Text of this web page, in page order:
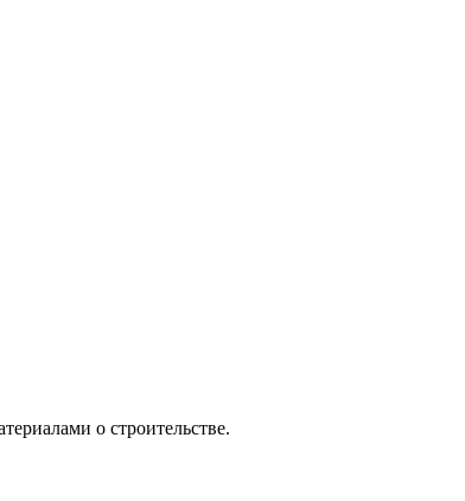
о строительстве.